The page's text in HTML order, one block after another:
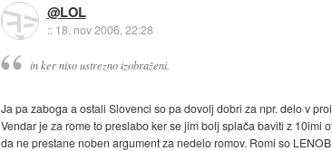
@LOL
:: 18. nov 2006, 22:28
in ker niso ustrezno izobraženi.
Ja pa zaboga a ostali Slovenci so pa dovolj dobri za npr. delo v
Vendar je za rome to preslabo ker se jim bolj splača baviti z
da ne prestane noben argument za nedelo romov. Romi so